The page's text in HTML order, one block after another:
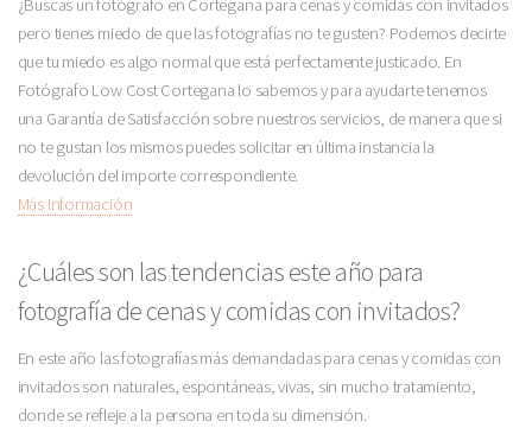
¿Buscas un fotógrafo en Cortegana para cenas y comidas con invitados
pero tienes miedo de que las fotografías no te gusten? Podemos decirte
que tu miedo es algo normal que está perfectamente justicado. En
Fotógrafo Low Cost Cortegana lo sabemos y para ayudarte tenemos
una Garantía de Satisfacción sobre nuestros servicios, de manera que si
no te gustan los mismos puedes solicitar en última instancia la
devolución del importe correspondiente.
Más Información
¿Cuáles son las tendencias este año para
fotografía de cenas y comidas con invitados?
En este año las fotografías más demandadas para cenas y comidas con
invitados son naturales, espontáneas, vivas, sin mucho tratamiento,
donde se refleje a la persona en toda su dimensión.